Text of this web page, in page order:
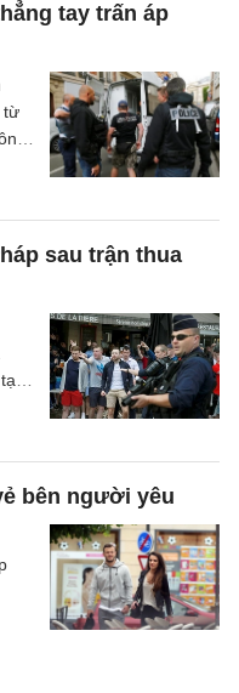
tay trấn áp
từ
sau trận thua
bên người yêu